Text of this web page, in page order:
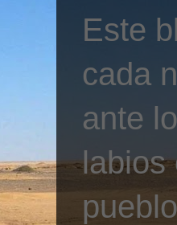
Este
cada
ante
labios